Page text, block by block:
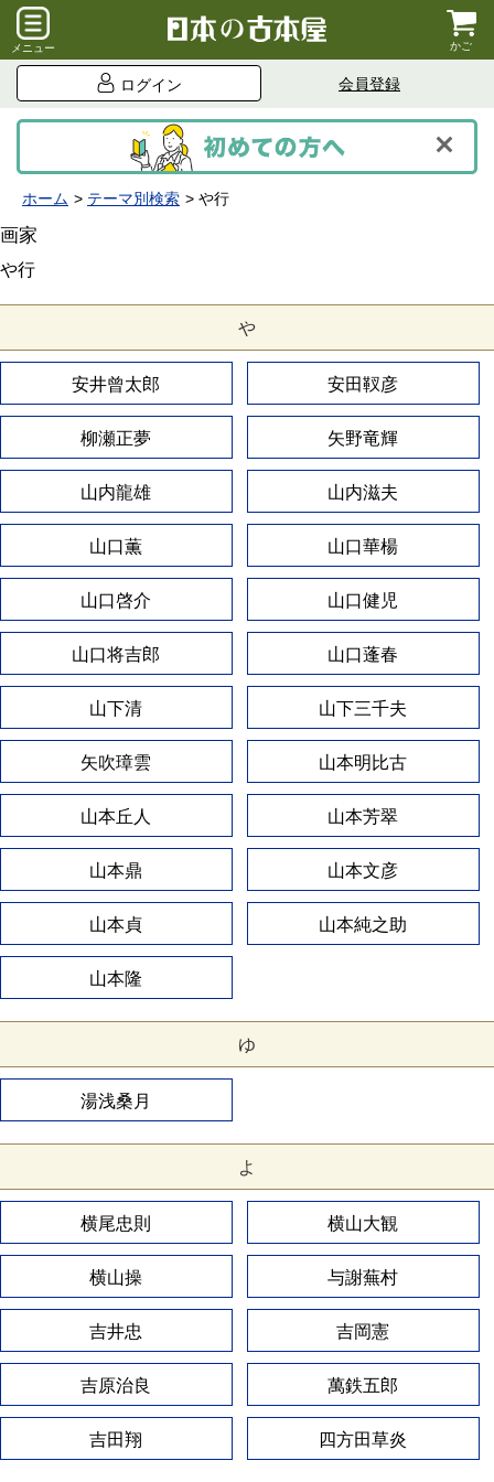
メニュー かご
ログイン 会員登録
ホーム テーマ別検索 や行
画家
や行
や
安井曾太郎 安田靫彦
柳瀬正夢 矢野竜輝
山内龍雄 山内滋夫
山口薫 山口華楊
山口啓介 山口健児
山口将吉郎 山口蓬春
山下清 山下三千夫
矢吹璋雲 山本明比古
山本丘人 山本芳翠
山本鼎 山本文彦
山本貞 山本純之助
山本隆
ゆ
湯浅桑月
よ
横尾忠則 横山大観
横山操 与謝蕪村
吉井忠 吉岡憲
吉原治良 萬鉄五郎
吉田翔 四方田草炎